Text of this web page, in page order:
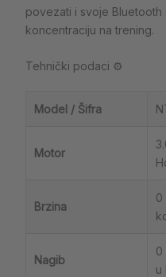
povezati i svoje Bluetooth
koncentraciju na trening.
Tehnički podaci ⚙️
Model / Šifra
Motor
Brzina
0
Nagib
0
u